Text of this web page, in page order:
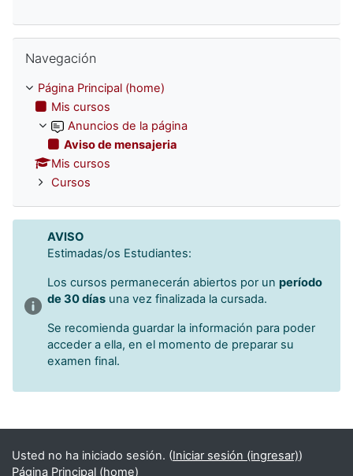
Navegación
Página Principal (home)
Mis cursos
Anuncios de la página
Aviso de mensajeria
Mis cursos
Cursos
AVISO
Estimadas/os Estudiantes:
Los cursos permanecerán abiertos por un período
de 30 díasuna vez finalizada la cursada.
Se recomienda guardar la información para poder
acceder a ella, en el momento de preparar su
examen final.
Usted no ha iniciado sesión. (Iniciar sesión (ingresar))
Página Principal (home)